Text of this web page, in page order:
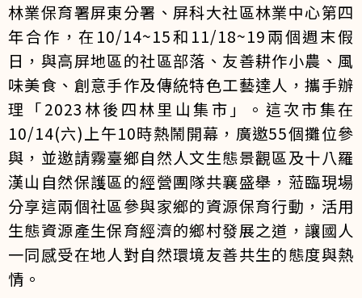
林業保育署屏東分署、屏科大社區林業中心第四
年合作，在10/14~15和11/18~19兩個週末假
日，與高屏地區的社區部落、友善耕作小農、風
味美食、創意手作及傳統特色工藝達人，攜手辦
理「2023林後四林里山集市」。這次市集在
10/14(六)上午10時熱鬧開幕，廣邀55個攤位參
與，並邀請霧臺鄉自然人文生態景觀區及十八羅
漢山自然保護區的經營團隊共襄盛舉，蒞臨現場
分享這兩個社區參與家鄉的資源保育行動，活用
生態資源產生保育經濟的鄉村發展之道，讓國人
一同感受在地人對自然環境友善共生的態度與熱
情。